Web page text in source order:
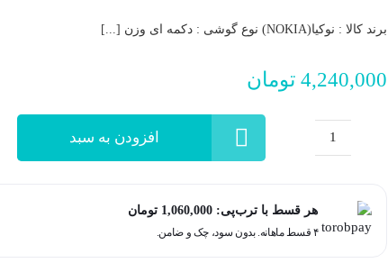
برند کالا : نوکیا(NOKIA) نوع گوشی : دکمه ای وزن [...]
4,240,000 تومان
هر قسط با ترب‌پی: 1,060,000 تومان
۴ قسط ماهانه. بدون سود، چک و ضامن.